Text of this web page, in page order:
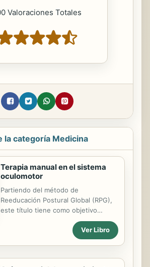
Valoraciones Totales
la categoría Medicina
Terapia manual en el sistema
oculomotor
Partiendo del método de
Reeducación Postural Global (RPG),
este título tiene como objetivo
profundizar en la base científica de
esta metodología aplicada al sistema
oculomotor, así como en las
tratar sus desequilibrios. Terapia
Ver Libro